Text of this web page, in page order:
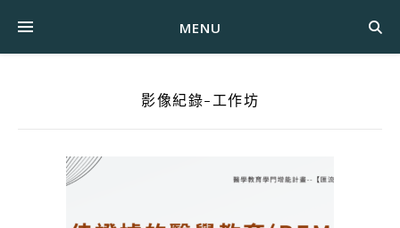
MENU
影像紀錄-工作坊